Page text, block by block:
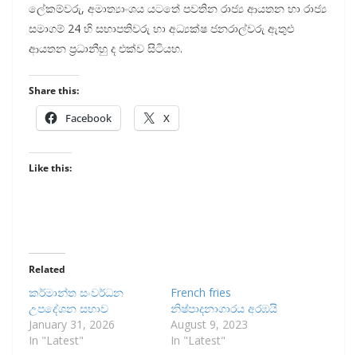
ලේකම්වරු, අමාත්‍යාංශය යටතේ පවතින රාජ්‍ය ආයතන හා රාජ්‍ය
සමාගම් 24 හි සභාපතිවරු හා අධ්‍යක්ෂ ජනරාල්වරු ඇතුළු
ආයතන ප්‍රධානීහු ද එක්ව සිටියහ.
Share this:
Facebook X
Like this:
Related
කර්මාන්ත සංවර්ධන
උපදේශන සභාව
January 31, 2026
In "Latest"
French fries
නිෂ්පාදනාගාරය අරඹයි
August 9, 2023
In "Latest"